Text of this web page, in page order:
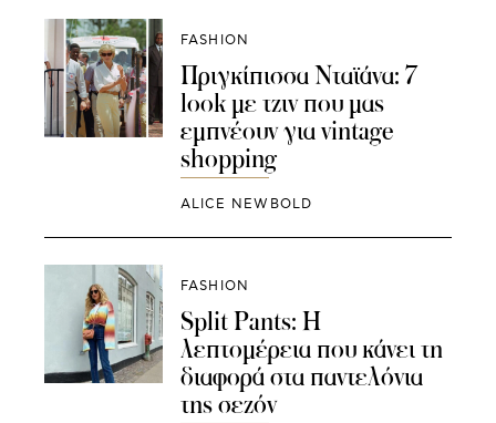
FASHION
Πριγκίπισσα Νταϊάνα: 7
look με τζιν που μας
εμπνέουν για vintage
shopping
ALICE NEWBOLD
FASHION
Split Pants: Η
λεπτομέρεια που κάνει τη
διαφορά στα παντελόνια
της σεζόν